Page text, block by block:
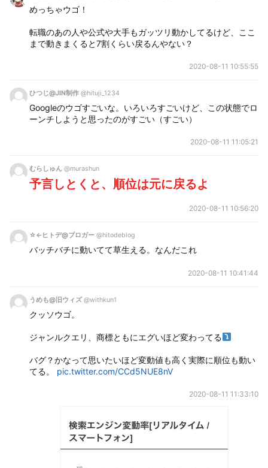
めっちゃウゴ！
転職のあの人や公式や大手もガッツリ動かしてるけど、ここ
まで動きまくると7割くらい戻るんやない？
2020-08-11 10:55:55
ひつじ@JIN制作 @hituji_1234
Googleのウゴすごいな。いろいろすごいけど、この状態でロ
ーンチしようと思ったのがすごい（すごい）
2020-08-11 11:05:21
むらしゅん @murashun
予言しとくと、順位は元に戻るよ
2020-08-11 10:56:20
☆←ヒトデ@ブロガー @hitodeblog
バッチバチに動いてて草生える。なんだこれ
2020-08-11 10:41:44
うめも@旧ウィズ @withkun1
クッソウゴ。
ジャンルクエリ、商標ともにエグいほど変わってる
バグ？かなって思いたいほど変動値も高く実際に順位も動い
てる。 pic.twitter.com/CCd5NUE8nV
2020-08-11 11:33:10